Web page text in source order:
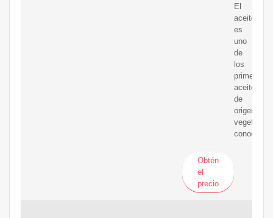
El
aceite
es
uno
de
los
primeros
aceites
de
origen
vegetal
conocidos.
Obtén
el
precio